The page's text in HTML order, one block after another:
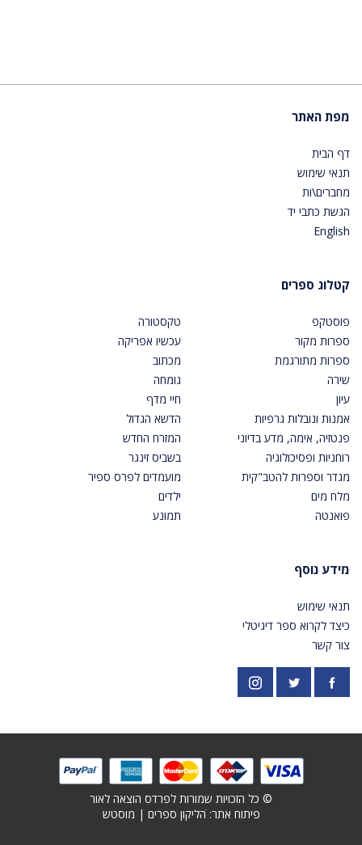
מפת האתר
דף הבית
תנאי שימוש
מחברים\ות
הגשת כתבי יד
English
קטלוג ספרים
פוסטקפ
ספרות מקור
ספרות מתורגמת
שירה
עיון
אמנות ונובלות גרפיות
פנטזיה, אימה, מדע בדיוני
רוחניות ופסיכולוגיה
מגדר וספרות להטב"קית
מלח מים
פואנטה
טקסטורה
עכשיו אפריקה
מכתוב
גומחה
חיי מדף
הדשא הגדול
המזרח החדש
בשביס זינגר
מועמדים לפרס ספיר
ילדים
תמונע
מידע נוסף
תנאי שימוש
כיצד לקרוא ספר דיגיטלי
צור קשר
פייסבוק https://twitter.com/PardesPublish
אינסטגרם
© כל הזכויות שמורות לפרדס הוצאה לאור
פיתוח אתר: ׁהליקון ספרים | מוסטש